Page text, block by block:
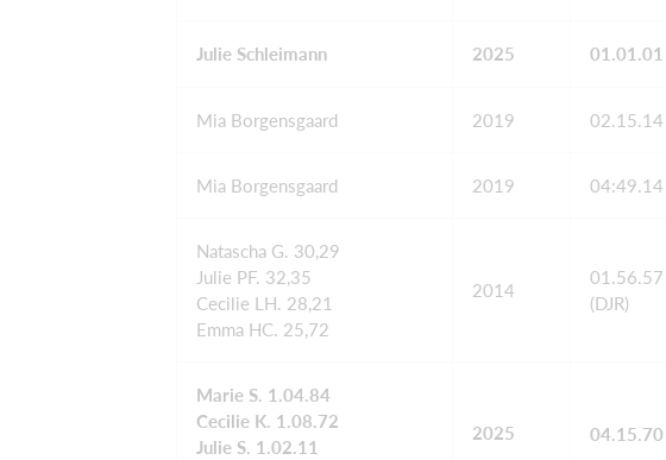
Julie Schleimann 2025 01.01.01
Mia Borgensgaard 2019 02.15.14
Mia Borgensgaard 2019 04:49.14
Natascha G. 30,29
Julie PF. 32,35
Cecilie LH. 28,21
Emma HC. 25,72
2014
01.56.57
(DJR)
Marie S. 1.04.84
Cecilie K. 1.08.72
Julie S. 1.02.11
2025 04.15.70